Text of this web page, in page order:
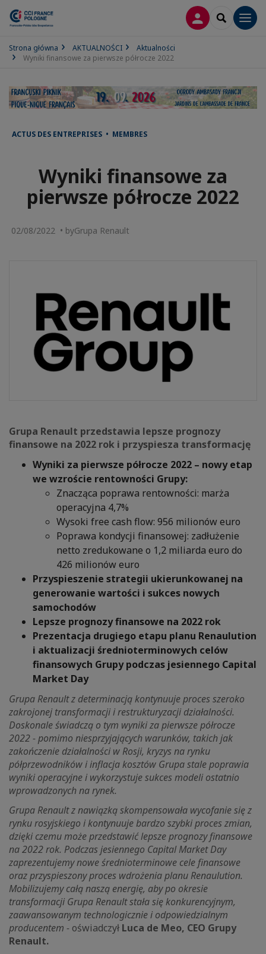
LOGOWANIE
SEARCH
Strona główna AKTUALNOŚCI
Aktualności
Wyniki finansowe za pierwsze półrocze 2022
ACTUS DES ENTREPRISES • MEMBRES
Wyniki finansowe za
pierwsze półrocze 2022
02/08/2022 • by ​​​​​​​Grupa Renault
Grupa Renault przedstawia lepsze prognozy
finansowe na 2022 rok i przyspiesza transformację
Wyniki za pierwsze półrocze 2022 – nowy etap
we wzroście rentowności Grupy:
Znacząca poprawa rentowności: marża
operacyjna 4,7%
Wysoki free cash flow: 956 milionów euro
Poprawa kondycji finansowej: zadłużenie
netto zredukowane o 1,2 miliarda euro do
426 milionów euro
Przyspieszenie strategii ukierunkowanej na
generowanie wartości i sukces nowych
samochodów
Lepsze prognozy finansowe na 2022 rok
Prezentacja drugiego etapu planu Renaulution
i aktualizacji średnioterminowych celów
finansowych Grupy podczas jesiennego Capital
Market Day
Grupa Renault z determinacją kontynuuje proces szeroko
zakrojonej transformacji i restrukturyzacji działalności.
Doskonale świadczą o tym wyniki za pierwsze półrocze
2022 - pomimo niesprzyjających warunków, takich jak
zakończenie działalności w Rosji, kryzys na rynku
półprzewodników i inflacja kosztów Grupa stale poprawia
wyniki operacyjne i wykorzystuje sukces modeli ostatnio
wprowadzonych na rynek.
Grupa Renault z nawiązką skompensowała wycofanie się z
rynku rosyjskiego i kontynuuje bardzo szybki proces zmian,
dzięki czemu może przedstawić lepsze prognozy finansowe
na 2022 rok. Podczas jesiennego Capital Market Day
zaprezentujemynowe średnioterminowe cele finansowe
oraz przyspieszony proces wdrożenia planu Renaulution.
Mobilizujemy całą naszą energię, aby po okresie
transformacji Grupa Renault stała się konkurencyjnym,
zaawansowanym technologicznie i odpowiedzialnym
producentem - oświadczył Luca de Meo, CEO Grupy
Renault.